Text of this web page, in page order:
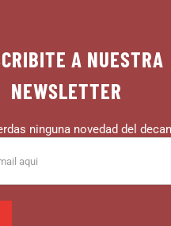
A NUESTRA
NEWSLETTER
ninguna novedad del